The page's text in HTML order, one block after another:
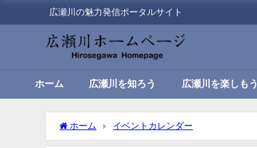
広瀬川の魅力発信ポータルサイト
ホーム 広瀬川を知ろう 広瀬川を楽しもう
ホーム イベントカレンダー